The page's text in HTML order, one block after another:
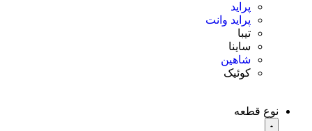
پراید
پراید وانت
تیبا
ساینا
شاهین
کوئیک
نوع قطعه